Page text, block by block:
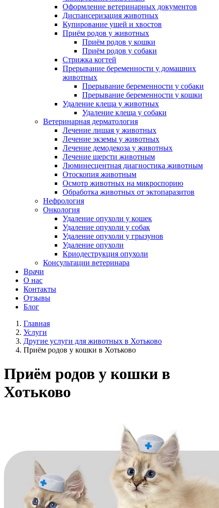
Оформление ветеринарных документов
Диспансеризация животных
Купирование ушей и хвостов
Приём родов у животных
Приём родов у кошки
Приём родов у собаки
Стрижка когтей
Прерывание беременности у домашних
животных
Прерывание беременности у собаки
Прерывание беременности у кошки
Удаление клеща у животных
Удаление клеща у собаки
Ветеринарная дерматология
Лечение лишая у животных
Лечение экземы у животных
Лечение демодекоза у животных
Лечение шерсти животным
Люминесцентная диагностика животным
Отоскопия животным
Осмотр животных на микроспорию
Обработка животных от эктопаразитов
Нефрология
Онкология
Удаление опухоли у кошек
Удаление опухоли у собак
Удаление опухоли у грызунов
Удаление опухоли
Криодеструкция опухоли
Консультации ветеринара
Врачи
О нас
Контакты
Отзывы
Блог
Главная
Услуги
Другие услуги для животных в Хотьково
Приём родов у кошки в Хотьково
Приём родов у кошки в
Хотьково